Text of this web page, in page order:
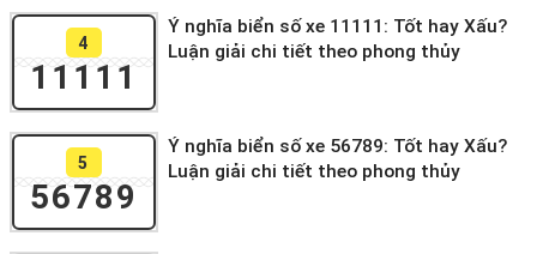
4
11111
Ý nghĩa biển số xe 11111: Tốt hay Xấu?
Luận giải chi tiết theo phong thủy
5
56789
Ý nghĩa biển số xe 56789: Tốt hay Xấu?
Luận giải chi tiết theo phong thủy